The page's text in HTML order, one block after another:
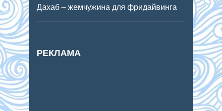
Дахаб – жемчужина для фридайвинга
РЕКЛАМА